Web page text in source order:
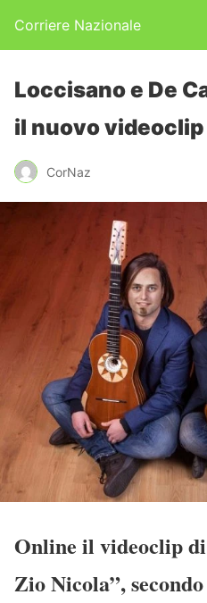
Corriere Nazionale
Loccisano e De
il nuovo videoclip
CorNaz
Online il videoclip
Zio Nicola”,